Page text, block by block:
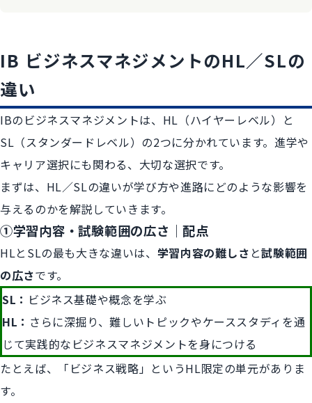
IB ビジネスマネジメントのHL／SLの
違い
IBのビジネスマネジメントは、HL（ハイヤーレベル）と
SL（スタンダードレベル）の2つに分かれています。進学や
キャリア選択にも関わる、大切な選択です。
まずは、HL／SLの違いが学び方や進路にどのような影響を
与えるのかを解説していきます。
​​①学習内容・試験範囲の広さ｜配点
HLとSLの最も大きな違いは、 学習内容の難しさ と試験範囲
の広さです。
SL： ビジネス基礎や概念を学ぶ
HL： さらに深掘り、難しいトピックやケーススタディを通
じて実践的なビジネスマネジメントを身につける
たとえば、「ビジネス戦略」というHL限定の単元がありま
す。